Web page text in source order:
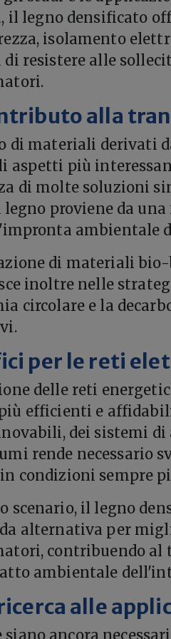
il legno densificato
isolamento
di resistere alle
alla
di materiali derivati
aspetti più
di molte soluzioni
proviene da
ambientale
di materiali bio-
inoltre nelle
circolare e la
per le reti
delle reti
efficienti e
dei sistemi di
rende necessario
condizioni sempre
scenario, il legno
alternativa per
contribuendo al
ambientale
alle
siano ancora